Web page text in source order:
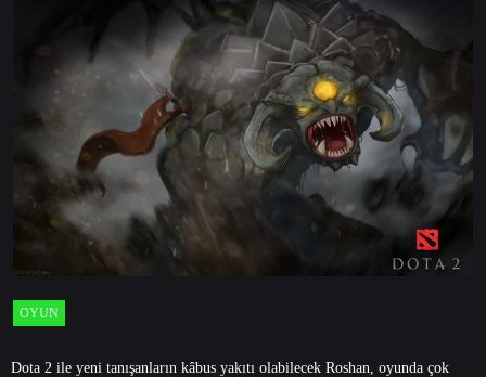
OYUN
Dota 2 ile yeni tanışanların kâbus yakıtı olabilecek Roshan, oyunda çok